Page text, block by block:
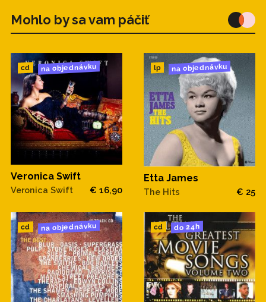
Mohlo by sa vam páčiť
cd na objednávku
Veronica Swift
Veronica Swift € 16,90
lp na objednávku
Etta James
The Hits € 25
cd na objednávku cd do 24h